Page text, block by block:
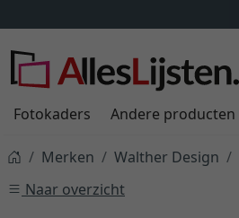
Fotokaders Andere producten
Merken Walther Design
Naar overzicht